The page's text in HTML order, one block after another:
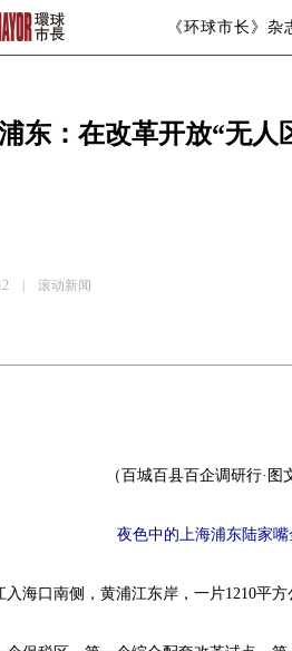
《环球市长》杂
东：在改革开放“无人
12 | 滚动新闻
夜色中的上海浦东陆家嘴
口南侧，黄浦江东岸，一片1210平方